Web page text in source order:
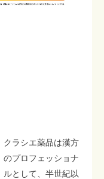
クラシエ薬品は漢方
のプロフェッショナ
ルとして、半世紀以